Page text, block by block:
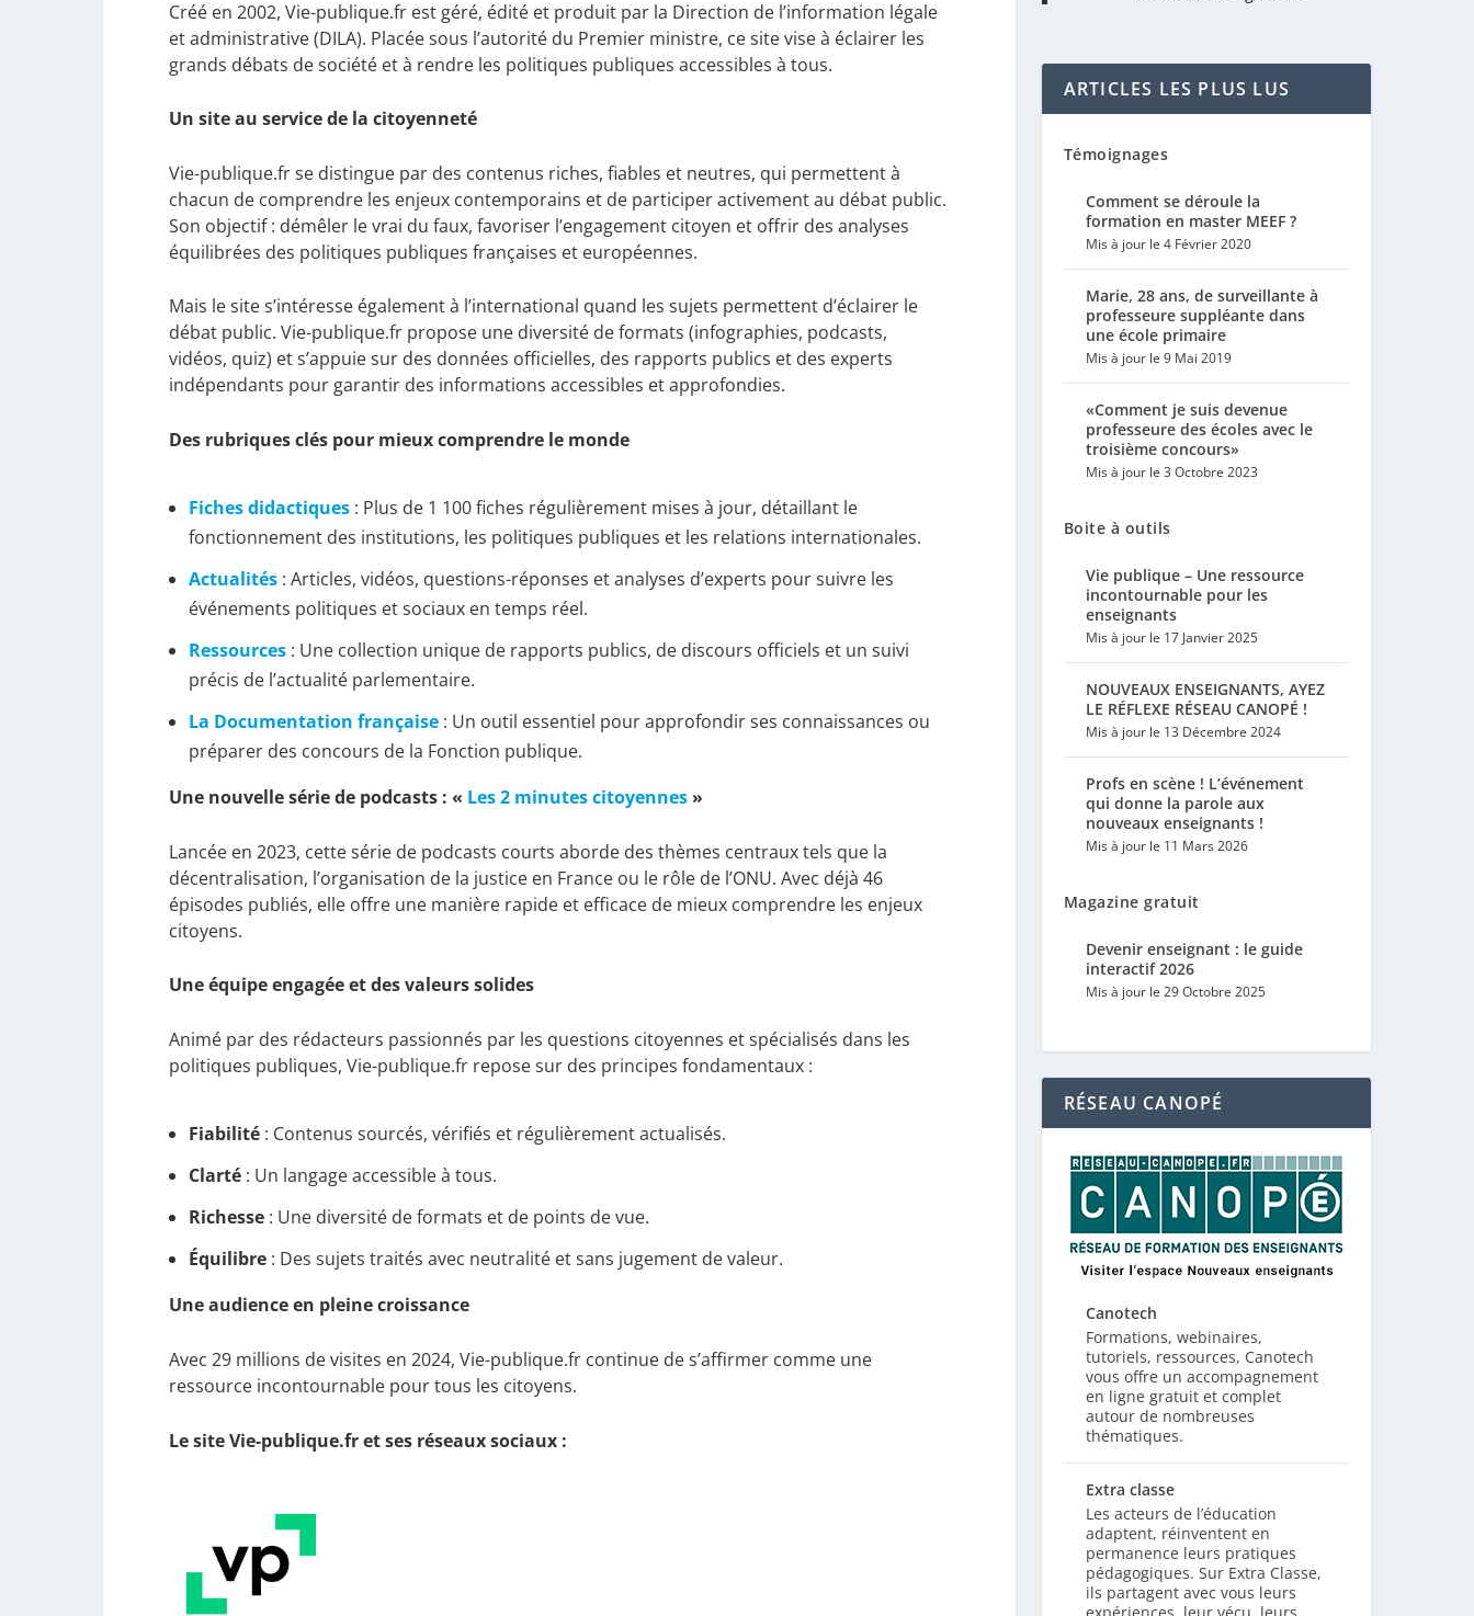
Créé en 2002, Vie-publique.fr est géré, édité et produit par la Direction de l’information légale
et administrative (DILA). Placée sous l’autorité du Premier ministre, ce site vise à éclairer les
grands débats de société et à rendre les politiques publiques accessibles à tous.
Un site au service de la citoyenneté
Vie-publique.fr se distingue par des contenus riches, fiables et neutres, qui permettent à
chacun de comprendre les enjeux contemporains et de participer activement au débat public.
Son objectif : démêler le vrai du faux, favoriser l’engagement citoyen et offrir des analyses
équilibrées des politiques publiques françaises et européennes.
Mais le site s’intéresse également à l’international quand les sujets permettent d’éclairer le
débat public. Vie-publique.fr propose une diversité de formats (infographies, podcasts,
vidéos, quiz) et s’appuie sur des données officielles, des rapports publics et des experts
indépendants pour garantir des informations accessibles et approfondies.
Des rubriques clés pour mieux comprendre le monde
Fiches didactiques : Plus de 1 100 fiches régulièrement mises à jour, détaillant le
fonctionnement des institutions, les politiques publiques et les relations internationales.
Actualités : Articles, vidéos, questions-réponses et analyses d’experts pour suivre les
événements politiques et sociaux en temps réel.
Ressources : Une collection unique de rapports publics, de discours officiels et un suivi
précis de l’actualité parlementaire.
La Documentation française : Un outil essentiel pour approfondir ses connaissances ou
préparer des concours de la Fonction publique.
Une nouvelle série de podcasts : « Les 2 minutes citoyennes »
Lancée en 2023, cette série de podcasts courts aborde des thèmes centraux tels que la
décentralisation, l’organisation de la justice en France ou le rôle de l’ONU. Avec déjà 46
épisodes publiés, elle offre une manière rapide et efficace de mieux comprendre les enjeux
citoyens.
Une équipe engagée et des valeurs solides
Animé par des rédacteurs passionnés par les questions citoyennes et spécialisés dans les
politiques publiques, Vie-publique.fr repose sur des principes fondamentaux :
Fiabilité : Contenus sourcés, vérifiés et régulièrement actualisés.
Clarté : Un langage accessible à tous.
Richesse : Une diversité de formats et de points de vue.
Équilibre : Des sujets traités avec neutralité et sans jugement de valeur.
Une audience en pleine croissance
Avec 29 millions de visites en 2024, Vie-publique.fr continue de s’affirmer comme une
ressource incontournable pour tous les citoyens.
Le site Vie-publique.fr et ses réseaux sociaux :
ARTICLES LES PLUS LUS
Témoignages
Comment se déroule la
formation en master MEEF ?
Mis à jour le 4 Février 2020
Marie, 28 ans, de surveillante à
professeure suppléante dans
une école primaire
Mis à jour le 9 Mai 2019
«Comment je suis devenue
professeure des écoles avec le
troisième concours»
Mis à jour le 3 Octobre 2023
Boite à outils
Vie publique – Une ressource
incontournable pour les
enseignants
Mis à jour le 17 Janvier 2025
NOUVEAUX ENSEIGNANTS, AYEZ
LE RÉFLEXE RÉSEAU CANOPÉ !
Mis à jour le 13 Décembre 2024
Profs en scène ! L’événement
qui donne la parole aux
nouveaux enseignants !
Mis à jour le 11 Mars 2026
Magazine gratuit
Devenir enseignant : le guide
interactif 2026
Mis à jour le 29 Octobre 2025
RÉSEAU CANOPÉ
Canotech
Formations, webinaires,
tutoriels, ressources, Canotech
vous offre un accompagnement
en ligne gratuit et complet
autour de nombreuses
thématiques.
Extra classe
Les acteurs de l’éducation
adaptent, réinventent en
permanence leurs pratiques
pédagogiques. Sur Extra Classe,
ils partagent avec vous leurs